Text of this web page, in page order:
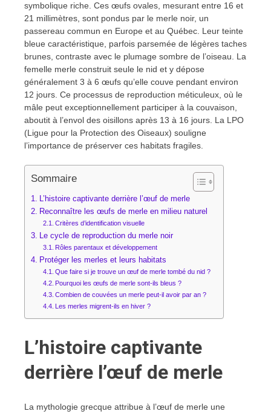
symbolique riche. Ces œufs ovales, mesurant entre 16 et
21 millimètres, sont pondus par le merle noir, un
passereau commun en Europe et au Québec. Leur teinte
bleue caractéristique, parfois parsemée de légères taches
brunes, contraste avec le plumage sombre de l’oiseau. La
femelle merle construit seule le nid et y dépose
généralement 3 à 6 œufs qu’elle couve pendant environ
12 jours. Ce processus de reproduction méticuleux, où le
mâle peut exceptionnellement participer à la couvaison,
aboutit à l’envol des oisillons après 13 à 16 jours. La LPO
(Ligue pour la Protection des Oiseaux) souligne
l’importance de préserver ces habitats fragiles.
Sommaire
L’histoire captivante derrière l’œuf de merle
Reconnaître les œufs de merle en milieu naturel
Critères d’identification visuelle
Le cycle de reproduction du merle noir
Rôles parentaux et développement
Protéger les merles et leurs habitats
Que faire si je trouve un œuf de merle tombé du nid ?
Pourquoi les œufs de merle sont-ils bleus ?
Combien de couvées un merle peut-il avoir par an ?
Les merles migrent-ils en hiver ?
L’histoire captivante
derrière l’œuf de merle
La mythologie grecque attribue à l’œuf de merle une